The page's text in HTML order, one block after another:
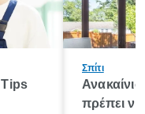
Tips
Σπίτι
πρέπει να